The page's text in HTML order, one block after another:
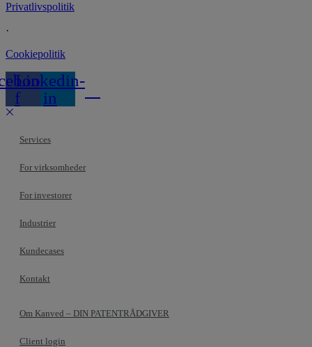
Privatlivspolitik
·
Cookiepolitik
f
Linkedin-
in
Services
For virksomheder
For investorer
Industrier
Kundecases
Kontakt
Om Kanved – DIN PATENTRÅDGIVER
Client login